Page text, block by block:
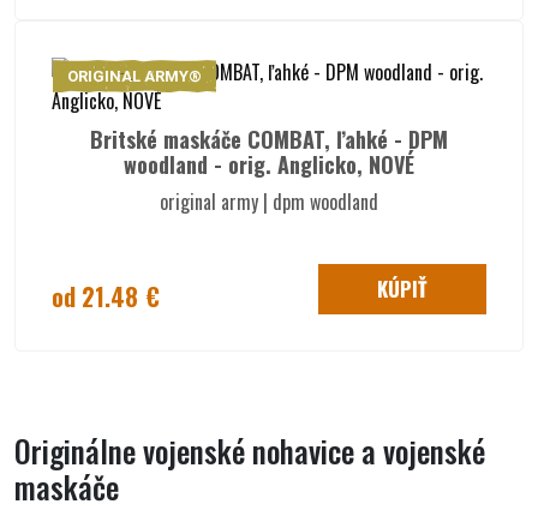
ORIGINAL ARMY®
Britské maskáče COMBAT, ľahké - DPM
woodland - orig. Anglicko, NOVÉ
original army | dpm woodland
od 21.48 € KÚPIŤ
Originálne vojenské nohavice a vojenské
maskáče